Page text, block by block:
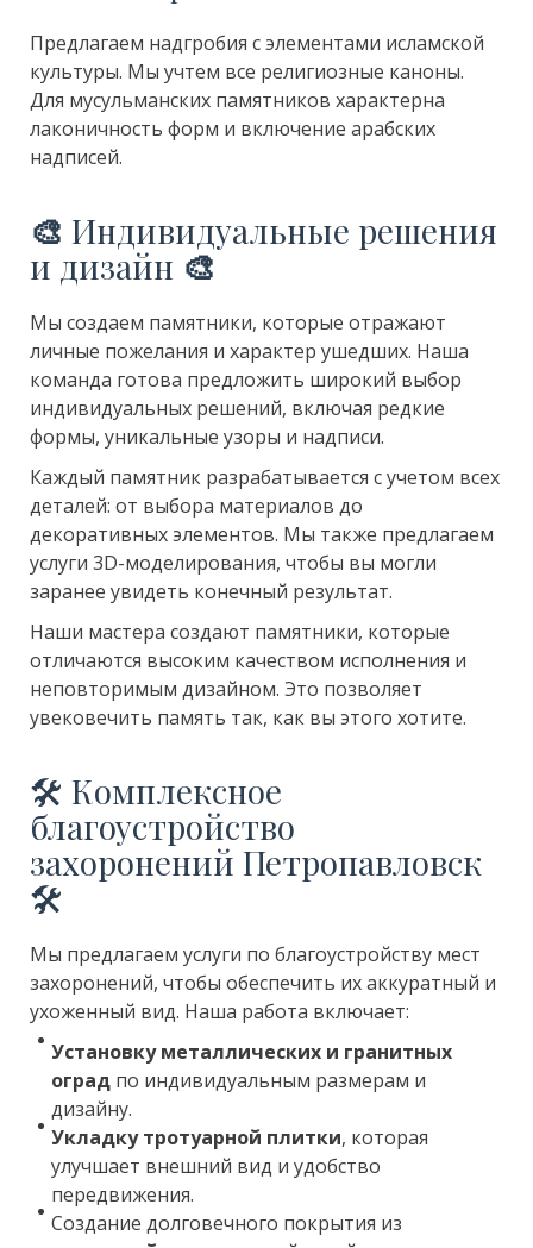
Предлагаем надгробия с элементами исламской
культуры. Мы учтем все религиозные каноны.
Для мусульманских памятников характерна
лаконичность форм и включение арабских
надписей.
🎨 Индивидуальные решения
и дизайн 🎨
Мы создаем памятники, которые отражают
личные пожелания и характер ушедших. Наша
команда готова предложить широкий выбор
индивидуальных решений, включая редкие
формы, уникальные узоры и надписи.
Каждый памятник разрабатывается с учетом всех
деталей: от выбора материалов до
декоративных элементов. Мы также предлагаем
услуги 3D-моделирования, чтобы вы могли
заранее увидеть конечный результат.
Наши мастера создают памятники, которые
отличаются высоким качеством исполнения и
неповторимым дизайном. Это позволяет
увековечить память так, как вы этого хотите.
🛠 Комплексное
благоустройство
захоронений Петропавловск
🛠
Мы предлагаем услуги по благоустройству мест
захоронений, чтобы обеспечить их аккуратный и
ухоженный вид. Наша работа включает:
Установку металлических и гранитных
оград по индивидуальным размерам и
дизайну.
Укладку тротуарной плитки, которая
улучшает внешний вид и удобство
передвижения.
Создание долговечного покрытия из